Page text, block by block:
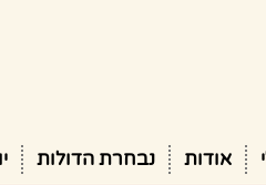
אודות נבחרת הדולות